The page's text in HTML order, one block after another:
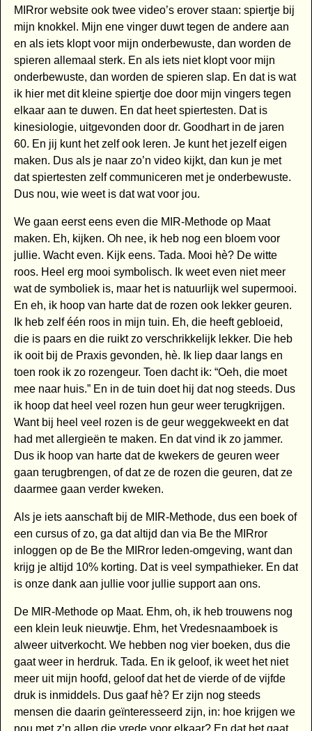
MIRror website ook twee video’s erover staan: spiertje bij
mijn knokkel. Mijn ene vinger duwt tegen de andere aan
en als iets klopt voor mijn onderbewuste, dan worden de
spieren allemaal sterk. En als iets niet klopt voor mijn
onderbewuste, dan worden de spieren slap. En dat is wat
ik hier met dit kleine spiertje doe door mijn vingers tegen
elkaar aan te duwen. En dat heet spiertesten. Dat is
kinesiologie, uitgevonden door dr. Goodhart in de jaren
60. En jij kunt het zelf ook leren. Je kunt het jezelf eigen
maken. Dus als je naar zo’n video kijkt, dan kun je met
dat spiertesten zelf communiceren met je onderbewuste.
Dus nou, wie weet is dat wat voor jou.
We gaan eerst eens even die MIR-Methode op Maat
maken. Eh, kijken. Oh nee, ik heb nog een bloem voor
jullie. Wacht even. Kijk eens. Tada. Mooi hè? De witte
roos. Heel erg mooi symbolisch. Ik weet even niet meer
wat de symboliek is, maar het is natuurlijk wel supermooi.
En eh, ik hoop van harte dat de rozen ook lekker geuren.
Ik heb zelf één roos in mijn tuin. Eh, die heeft gebloeid,
die is paars en die ruikt zo verschrikkelijk lekker. Die heb
ik ooit bij de Praxis gevonden, hè. Ik liep daar langs en
toen rook ik zo rozengeur. Toen dacht ik: “Oeh, die moet
mee naar huis.” En in de tuin doet hij dat nog steeds. Dus
ik hoop dat heel veel rozen hun geur weer terugkrijgen.
Want bij heel veel rozen is de geur weggekweekt en dat
had met allergieën te maken. En dat vind ik zo jammer.
Dus ik hoop van harte dat de kwekers de geuren weer
gaan terugbrengen, of dat ze de rozen die geuren, dat ze
daarmee gaan verder kweken.
Als je iets aanschaft bij de MIR-Methode, dus een boek of
een cursus of zo, ga dat altijd dan via Be the MIRror
inloggen op de Be the MIRror leden-omgeving, want dan
krijg je altijd 10% korting. Dat is veel sympathieker. En dat
is onze dank aan jullie voor jullie support aan ons.
De MIR-Methode op Maat. Ehm, oh, ik heb trouwens nog
een klein leuk nieuwtje. Ehm, het Vredesnaamboek is
alweer uitverkocht. We hebben nog vier boeken, dus die
gaat weer in herdruk. Tada. En ik geloof, ik weet het niet
meer uit mijn hoofd, geloof dat het de vierde of de vijfde
druk is inmiddels. Dus gaaf hè? Er zijn nog steeds
mensen die daarin geïnteresseerd zijn, in: hoe krijgen we
nou met z’n allen die vrede voor elkaar? En dat het gaat